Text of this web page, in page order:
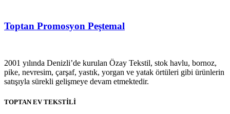
Toptan Promosyon Peştemal
2001 yılında Denizli’de kurulan Özay Tekstil, stok havlu, bornoz,
pike, nevresim, çarşaf, yastık, yorgan ve yatak örtüleri gibi ürünlerin
satışıyla sürekli gelişmeye devam etmektedir.
TOPTAN EV TEKSTİLİ